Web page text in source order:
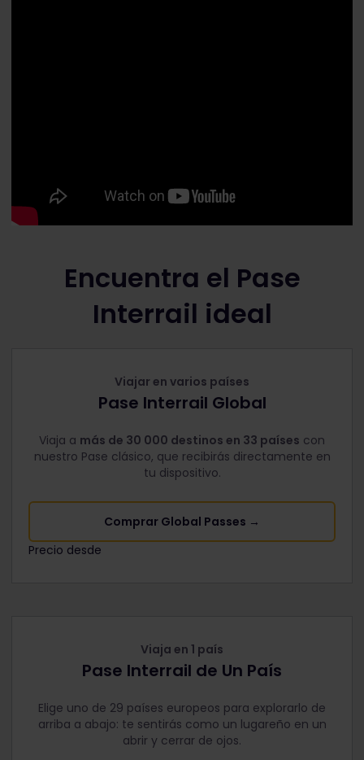
Encuentra el Pase
Interrail ideal
Viajar en varios países
Pase Interrail Global
Viaja a más de 30 000 destinos en 33 países con
nuestro Pase clásico, que recibirás directamente en
tu dispositivo.
Comprar Global Passes →
Precio desde
Viaja en 1 país
Pase Interrail de Un País
Elige uno de 29 países europeos para explorarlo de
arriba a abajo: te sentirás como un lugareño en un
abrir y cerrar de ojos.